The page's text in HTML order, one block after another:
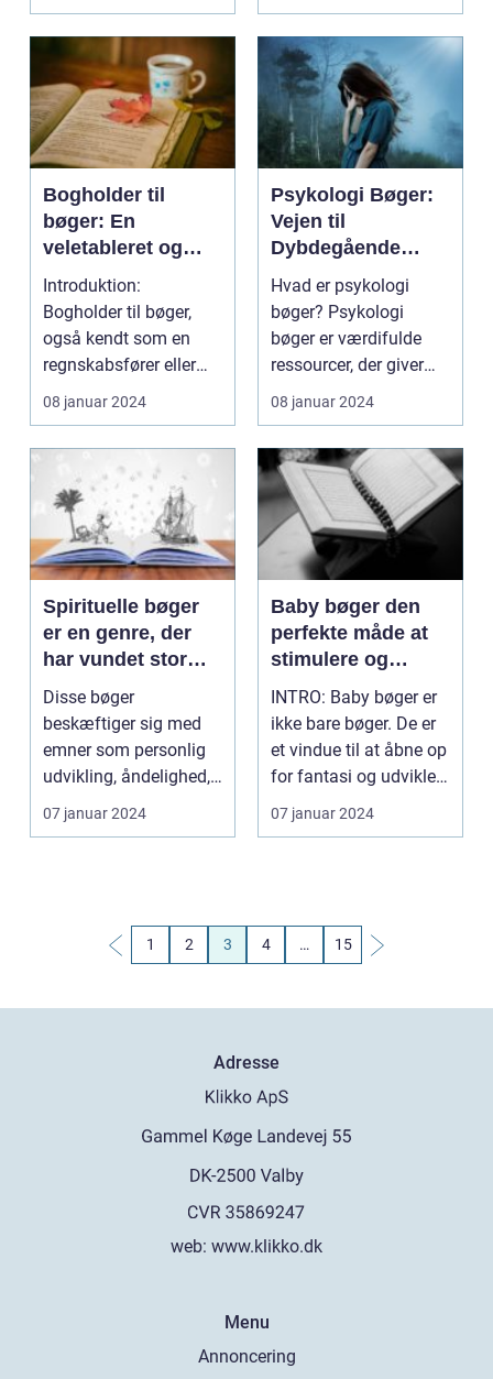
Bogholder til
bøger: En
veletableret og
essentiel rolle for
enhver
virksomhed
Introduktion:
Bogholder til bøger,
også kendt som en
regnskabsfører eller
bogføringsassistent, er
en...
08 januar 2024
Psykologi Bøger:
Vejen til
Dybdegående
Selverkendelse og
Forståelse af
Menneskets Sjæl
Hvad er psykologi
bøger? Psykologi
bøger er værdifulde
ressourcer, der giver
indsigt i menneskets
si...
08 januar 2024
Spirituelle bøger
er en genre, der
har vundet stor
popularitet i de
senere år
Disse bøger
beskæftiger sig med
emner som personlig
udvikling, åndelighed,
mindfulness og det
guddom...
07 januar 2024
Baby bøger den
perfekte måde at
stimulere og
underholde dit
barn
INTRO: Baby bøger er
ikke bare bøger. De er
et vindue til at åbne op
for fantasi og udvikle
dit barn...
07 januar 2024
1 2 3 4 … 15
Adresse
web: www.klikko.dk
Menu
Annoncering